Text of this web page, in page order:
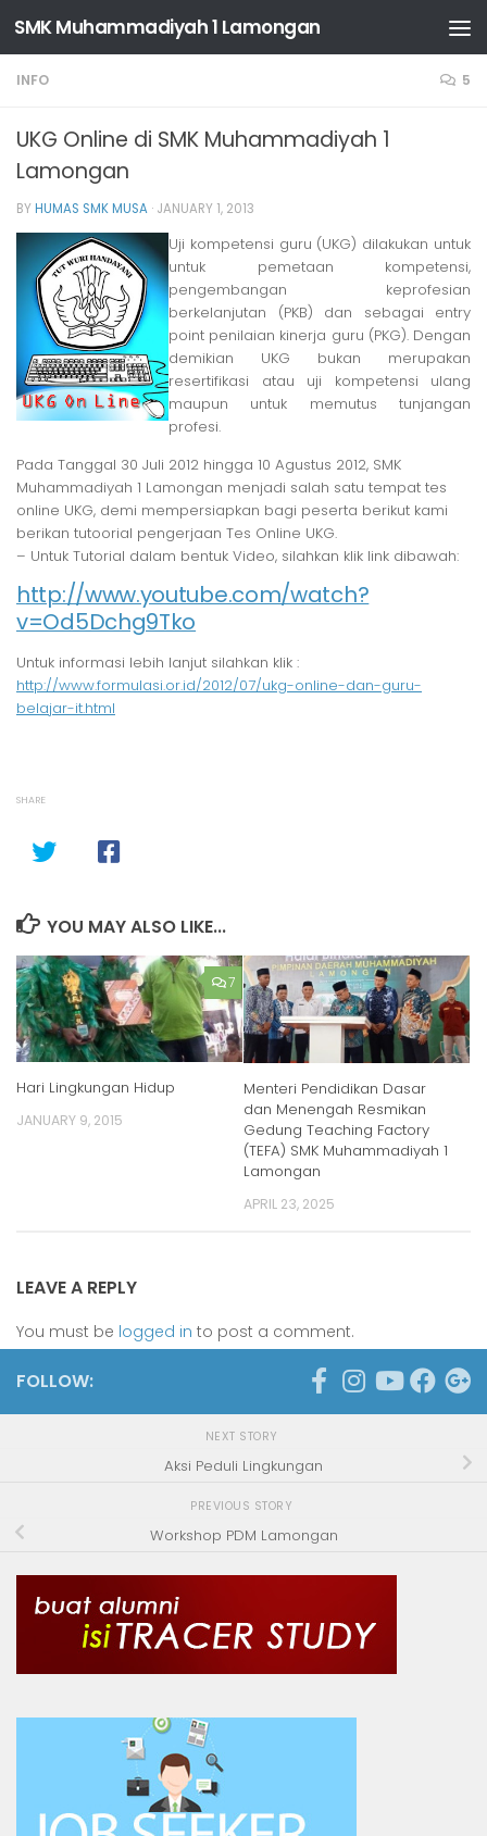
Skip to content
SMK Muhammadiyah 1 Lamongan
INFO 5
UKG Online di SMK Muhammadiyah 1
Lamongan
BYHUMAS SMK MUSA · JANUARY 1, 2013
Uji kompetensi guru (UKG) dilakukan untuk
untuk pemetaan kompetensi,
pengembangan keprofesian
berkelanjutan (PKB) dan sebagai entry
point penilaian kinerja guru (PKG). Dengan
demikian UKG bukan merupakan
resertifikasi atau uji kompetensi ulang
maupun untuk memutus tunjangan
profesi.
Pada Tanggal 30 Juli 2012 hingga 10 Agustus 2012, SMK
Muhammadiyah 1 Lamongan menjadi salah satu tempat tes
online UKG, demi mempersiapkan bagi peserta berikut kami
berikan tutoorial pengerjaan Tes Online UKG.
– Untuk Tutorial dalam bentuk Video, silahkan klik link dibawah:
http://www.youtube.com/watch?
v=Od5Dchg9Tko
Untuk informasi lebih lanjut silahkan klik :
http://www.formulasi.or.id/2012/07/ukg-online-dan-guru-
belajar-it.html
SHARE
YOU MAY ALSO LIKE...
7
Hari Lingkungan Hidup
JANUARY 9, 2015
Menteri Pendidikan Dasar
dan Menengah Resmikan
Gedung Teaching Factory
(TEFA) SMK Muhammadiyah 1
Lamongan
APRIL 23, 2025
LEAVE A REPLY
You must be logged in to post a comment.
FOLLOW:
NEXT STORY
Aksi Peduli Lingkungan
PREVIOUS STORY
Workshop PDM Lamongan